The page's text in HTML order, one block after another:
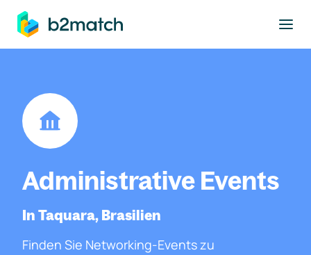
springen
Administrative Events
In Taquara, Brasilien
Finden Sie Networking-Events zu